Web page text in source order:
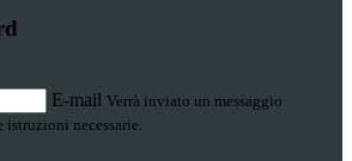
E-mail Verrà inviato un messaggio
necessarie.